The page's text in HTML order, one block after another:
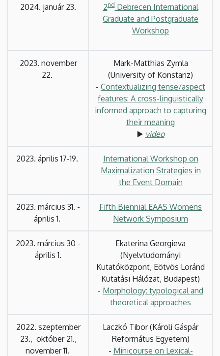
2024. január 23. 2ndDebrecen International
Graduate and Postgraduate
Workshop
2023. november
22.
Mark-Matthias Zymla
(University of Konstanz)
- Contextualizing tense/aspect
features: A cross-linguistically
informed approach to capturing
their meaning
▶️ video
2023. április 17-19.
International Workshop on
Maximalization Strategies in
the Event Domain
2023. március 31. -
április 1.
Fifth Biennial EAAS Womens
Network Symposium
2023. március 30 -
április 1.
Ekaterina Georgieva
(Nyelvtudományi
Kutatóközpont, Eötvös Loránd
Kutatási Hálózat, Budapest)
- Morphology: typological and
theoretical approaches
2022. szeptember
23., október 21.,
november 11.
Laczkó Tibor (Károli Gáspár
Református Egyetem)
- Minicourse on Lexical-